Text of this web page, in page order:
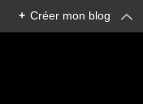
+ Créer mon blog